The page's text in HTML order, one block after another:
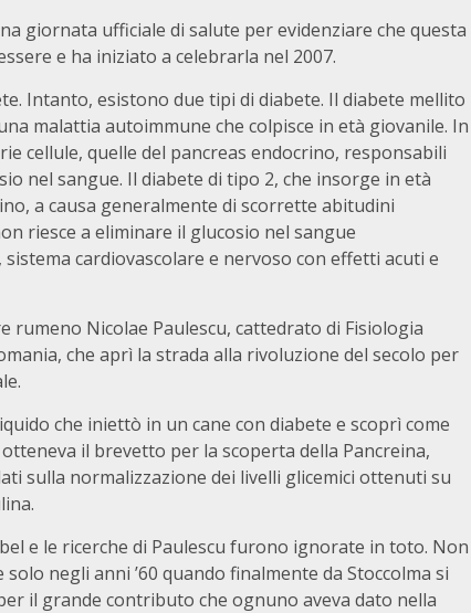
giornata ufficiale di salute per evidenziare che questa
e ha iniziato a celebrarla nel 2007.
Intanto, esistono due tipi di diabete. Il diabete mellito
malattia autoimmune che colpisce in età giovanile. In
cellule, quelle del pancreas endocrino, responsabili
nel sangue. Il diabete di tipo 2, che insorge in età
a causa generalmente di scorrette abitudini
riesce a eliminare il glucosio nel sangue
cardiovascolare e nervoso con effetti acuti e
Nicolae Paulescu, cattedrato di Fisiologia
che aprì la strada alla rivoluzione del secolo per
che iniettò in un cane con diabete e scoprì come
il brevetto per la scoperta della Pancreina,
sulla normalizzazione dei livelli glicemici ottenuti su
e le ricerche di Paulescu furono ignorate in toto. Non
negli anni ’60 quando finalmente da Stoccolma si
il grande contributo che ognuno aveva dato nella